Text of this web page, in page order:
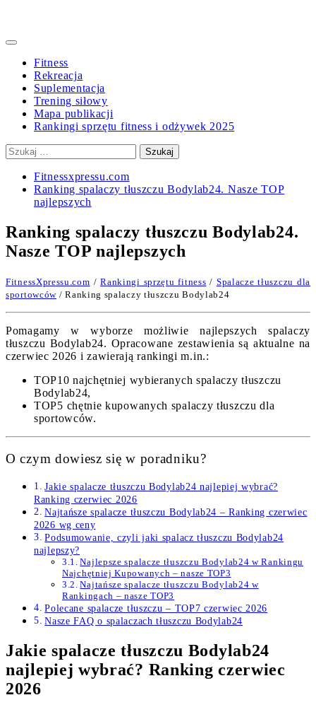
Primary
Fitness
Rekreacja
Suplementacja
Trening siłowy
Mapa publikacji
Rankingi sprzętu fitness i odżywek 2025
Szukaj:
Fitnessxpressu.com
Ranking spalaczy tłuszczu Bodylab24. Nasze TOP
najlepszych
Ranking spalaczy tłuszczu Bodylab24.
Nasze TOP najlepszych
FitnessXpressu.com /Rankingi sprzętu fitness / Spalacze tłuszczu dla
sportowców / Ranking spalaczy tłuszczu Bodylab24
Pomagamy w wyborze możliwie najlepszych spalaczy
tłuszczu Bodylab24. Opracowane zestawienia są aktualne na
czerwiec 2026 i zawierają rankingi m.in.:
TOP10 najchętniej wybieranych spalaczy tłuszczu
Bodylab24,
TOP5 chętnie kupowanych spalaczy tłuszczu dla
sportowców.
O czym dowiesz się w poradniku?
Jakie spalacze tłuszczu Bodylab24 najlepiej wybrać?
Ranking czerwiec 2026
Najtańsze spalacze tłuszczu Bodylab24 – Ranking czerwiec
2026 wg ceny
Podsumowanie, czyli jaki spalacz tłuszczu Bodylab24
najlepszy?
Najlepsze spalacze tłuszczu Bodylab24 w Rankingu
Najchętniej Kupowanych – nasze TOP3
Najtańsze spalacze tłuszczu Bodylab24 w
Rankingach – nasze TOP3
Polecane spalacze tłuszczu – TOP7 czerwiec 2026
Nasze FAQ o spalaczach tłuszczu Bodylab24
Jakie spalacze tłuszczu Bodylab24
najlepiej wybrać? Ranking czerwiec
2026